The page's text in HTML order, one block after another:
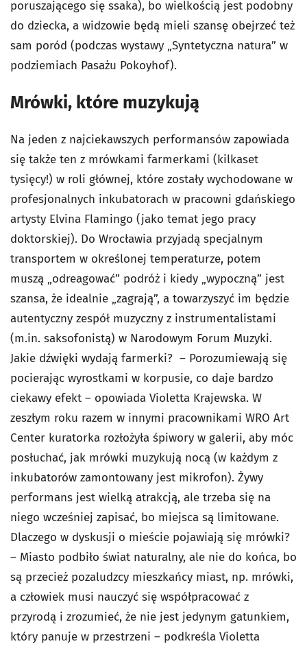
poruszającego się ssaka), bo wielkością jest podobny
do dziecka, a widzowie będą mieli szansę obejrzeć też
sam poród (podczas wystawy „Syntetyczna natura” w
podziemiach Pasażu Pokoyhof).
Mrówki, które muzykują
Na jeden z najciekawszych performansów zapowiada
się także ten z mrówkami farmerkami (kilkaset
tysięcy!) w roli głównej, które zostały wychodowane w
profesjonalnych inkubatorach w pracowni gdańskiego
artysty Elvina Flamingo (jako temat jego pracy
doktorskiej). Do Wrocławia przyjadą specjalnym
transportem w określonej temperaturze, potem
muszą „odreagować” podróż i kiedy „wypoczną” jest
szansa, że idealnie „zagrają”, a towarzyszyć im będzie
autentyczny zespół muzyczny z instrumentalistami
(m.in. saksofonistą) w Narodowym Forum Muzyki.
Jakie dźwięki wydają farmerki? – Porozumiewają się
pocierając wyrostkami w korpusie, co daje bardzo
ciekawy efekt – opowiada Violetta Krajewska. W
zeszłym roku razem w innymi pracownikami WRO Art
Center kuratorka rozłożyła śpiwory w galerii, aby móc
posłuchać, jak mrówki muzykują nocą (w każdym z
inkubatorów zamontowany jest mikrofon). Żywy
performans jest wielką atrakcją, ale trzeba się na
niego wcześniej zapisać, bo miejsca są limitowane.
Dlaczego w dyskusji o mieście pojawiają się mrówki?
– Miasto podbiło świat naturalny, ale nie do końca, bo
są przecież pozaludzcy mieszkańcy miast, np. mrówki,
a człowiek musi nauczyć się współpracować z
przyrodą i zrozumieć, że nie jest jedynym gatunkiem,
który panuje w przestrzeni – podkreśla Violetta